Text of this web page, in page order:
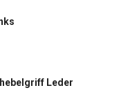
Leder